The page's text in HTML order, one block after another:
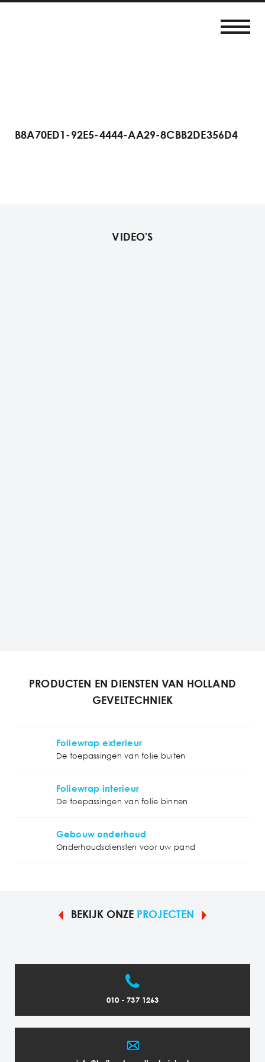
B8A70ED1-92E5-4444-AA29-8CBB2DE356D4
VIDEO'S
PRODUCTEN EN DIENSTEN VAN HOLLAND
GEVELTECHNIEK
Foliewrap exterieur
De toepassingen van folie buiten
Foliewrap interieur
De toepassingen van folie binnen
Gebouw onderhoud
Onderhoudsdiensten voor uw pand
BEKIJK ONZE PROJECTEN
010 - 737 1263